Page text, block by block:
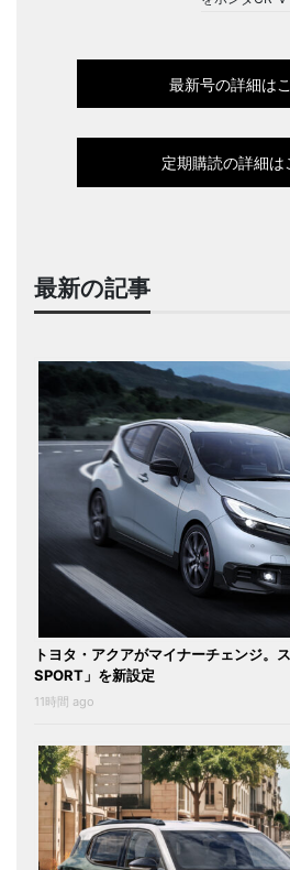
最新号の詳細は
定期購読の詳細は
最新の記事
トヨタ・アクアがマイナーチェンジ。
SPORT」を新設定
11時間 ago